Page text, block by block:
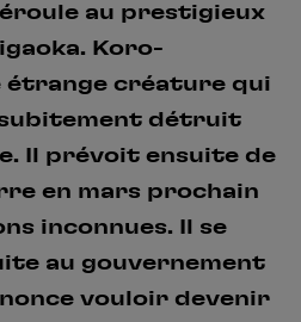
au prestigieux
Koro-
étrange créature qui
détruit
Il prévoit ensuite de
en mars prochain
inconnues. Il se
au gouvernement
vouloir devenir